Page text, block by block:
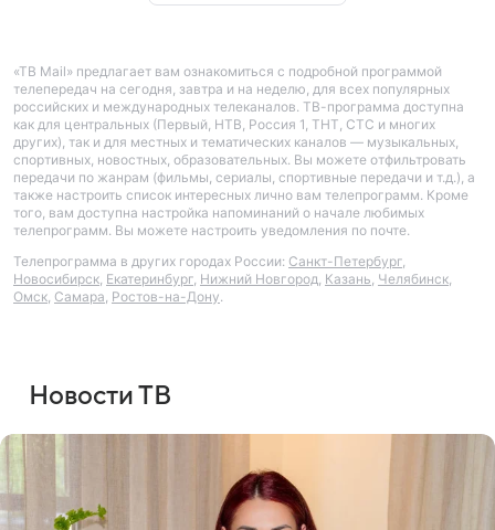
«ТВ Mail» предлагает вам ознакомиться с подробной программой
телепередач на сегодня, завтра и на неделю, для всех популярных
российских и международных телеканалов. ТВ-программа доступна
как для центральных (Первый, НТВ, Россия 1, ТНТ, СТС и многих
других), так и для местных и тематических каналов — музыкальных,
спортивных, новостных, образовательных. Вы можете отфильтровать
передачи по жанрам (фильмы, сериалы, спортивные передачи и т.д.), а
также настроить список интересных лично вам телепрограмм. Кроме
того, вам доступна настройка напоминаний о начале любимых
телепрограмм. Вы можете настроить уведомления по почте.
Телепрограмма в других городах России: Санкт-Петербург,
Новосибирск, Екатеринбург, Нижний Новгород, Казань, Челябинск,
Омск, Самара, Ростов-на-Дону.
Новости ТВ